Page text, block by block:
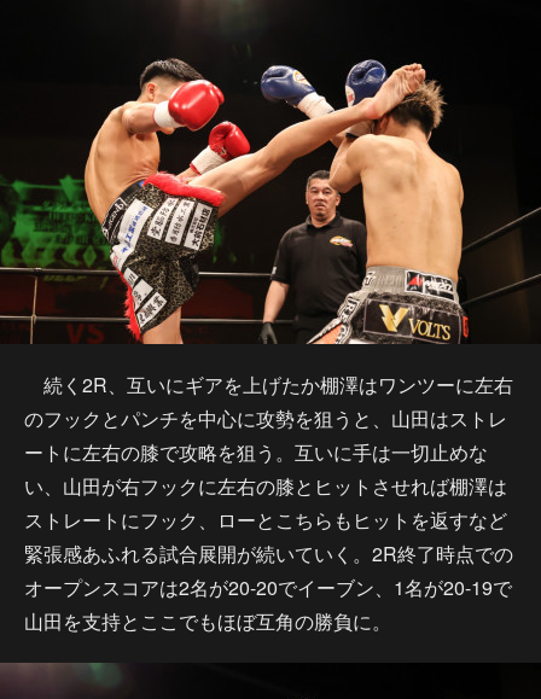
続く2R、互いにギアを上げたか棚澤はワンツーに左右
のフックとパンチを中心に攻勢を狙うと、山田はストレ
ートに左右の膝で攻略を狙う。互いに手は一切止めな
い、山田が右フックに左右の膝とヒットさせれば棚澤は
ストレートにフック、ローとこちらもヒットを返すなど
緊張感あふれる試合展開が続いていく。2R終了時点での
オープンスコアは2名が20-20でイーブン、1名が20-19で
山田を支持とここでもほぼ互角の勝負に。